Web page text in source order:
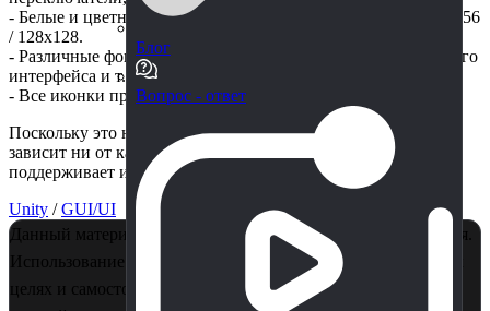
Блог
Вопрос - ответ
- Белые и цветные иконки разных размеров: 512x512 / 256x256
/ 128x128.
- Различные фоны для диалогов, элементов пользовательского
интерфейса и т.д.
- Все иконки представлены в формате PNG и SVG.
Поскольку это набор пользовательского интерфейса, он не
зависит ни от какого конвейера рендеринга, поэтому
поддерживает их все!
Unity /GUI/UI
Данный материал является собственностью правообладателя.
Использование в коммерции - запрещено! Только в учебных
целях и самостоятельного изучения. Если Вы считаете, что